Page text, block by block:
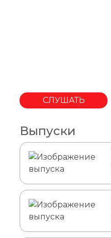
СЛУШАТЬ
Выпуски